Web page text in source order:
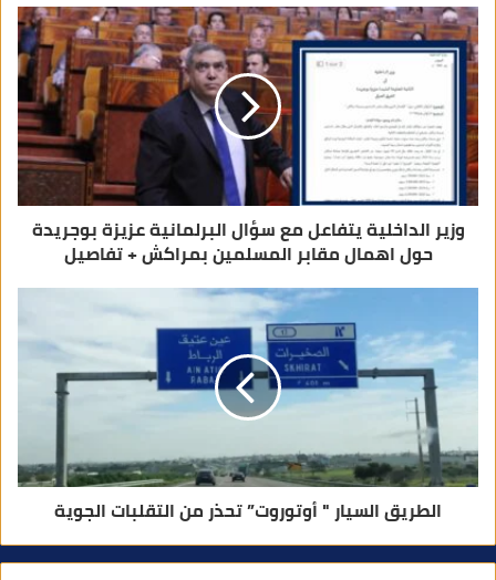
ا
ل
إ
ل
ك
ت
ر
و
ن
ي
وزير الداخلية يتفاعل مع سؤال البرلمانية عزيزة بوجريدة
حول اهمال مقابر المسلمين بمراكش + تفاصيل
الطريق السيار " أوتوروت” تحذر من التقلبات الجوية